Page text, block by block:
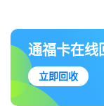
通福卡在线
立即回收